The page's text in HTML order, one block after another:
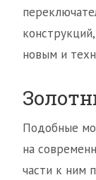
новым и
Подобные
на
части к ним